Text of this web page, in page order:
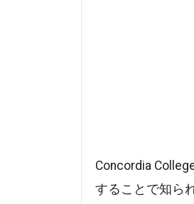
Concordia
することで知ら